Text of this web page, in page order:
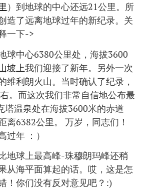
）到地球的中心还远21公里。所
造了远离地球过年的新纪录。关
一下->
球中心6380公里处，海拔3600
坡上我们迎接了新年。另外一次
维利朗火山。当时确认了纪录，
。而这次我们非常自信地公布最
塔温泉处在海拔3600米的赤道
离6382公里。 万岁，同志们！
过年 ：）
地球上最高峰-珠穆朗玛峰还稍
从海平面算起的话。哎，这是怎
！你们没有反对意见吧？:)